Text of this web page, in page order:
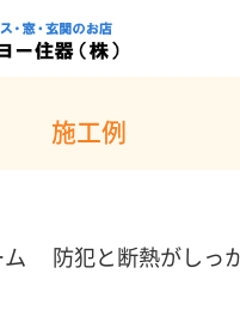
施工例
ム 防犯と断熱がしっ